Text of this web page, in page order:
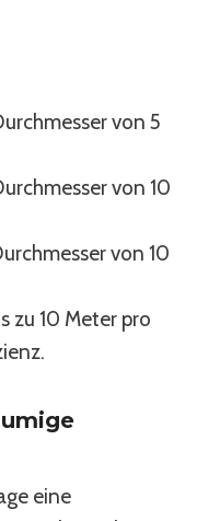
von 5
von 10
von 10
zu 10 Meter pro
eine